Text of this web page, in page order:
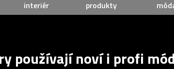
interiér produkty
používají noví i profi